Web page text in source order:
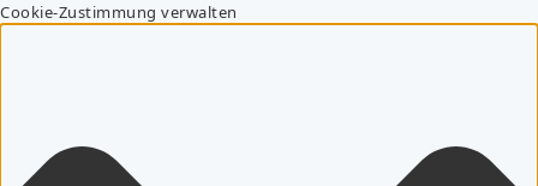
Cookie-Zustimmung verwalten